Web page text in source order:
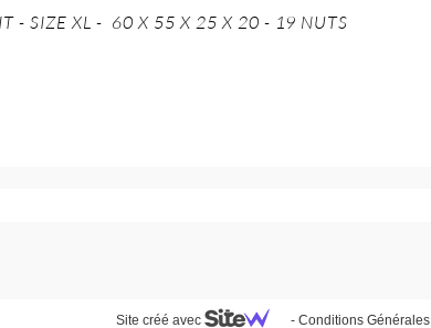
- SIZE XL - 60 X 55 X 25 X 20 - 19 NUTS
Site créé avec - Conditions